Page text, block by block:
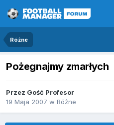
Różne
Pożegnajmy zmarłych
Przez Gość Profesor
19 Maja 2007 w Różne